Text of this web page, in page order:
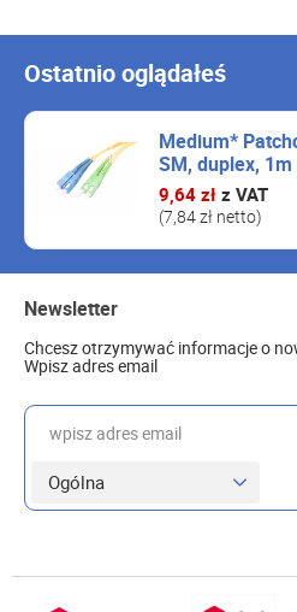
Ostatnio oglądałeś
Medium*
SM, duplex, 1m
9,64 zł z VAT
(7,84 zł netto)
Newsletter
Chcesz otrzymywać informacje o
Wpisz adres email
wpisz adres email